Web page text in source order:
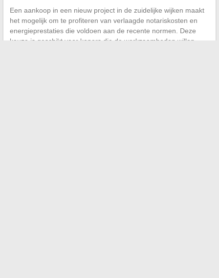
Een aankoop in een nieuw project in de zuidelijke wijken maakt
het mogelijk om te profiteren van verlaagde notariskosten en
energieprestaties die voldoen aan de recente normen. Deze
keuze is geschikt voor kopers die de werkzaamheden willen